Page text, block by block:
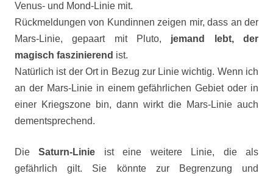
Venus- und Mond-Linie mit.
Rückmeldungen von Kundinnen zeigen mir, dass an der
Mars-Linie, gepaart mit Pluto, jemand lebt, der
magisch faszinierend ist.
Natürlich ist der Ort in Bezug zur Linie wichtig. Wenn ich
an der Mars-Linie in einem gefährlichen Gebiet oder in
einer Kriegszone bin, dann wirkt die Mars-Linie auch
dementsprechend.
DieSaturn-Linie ist eine weitere Linie, die als
gefährlich gilt. Sie könnte zur Begrenzung und